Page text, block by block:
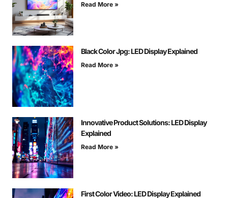
Read More »
Black Color Jpg: LED Display Explained
Read More »
Innovative Product Solutions: LED Display
Explained
Read More »
First Color Video: LED Display Explained